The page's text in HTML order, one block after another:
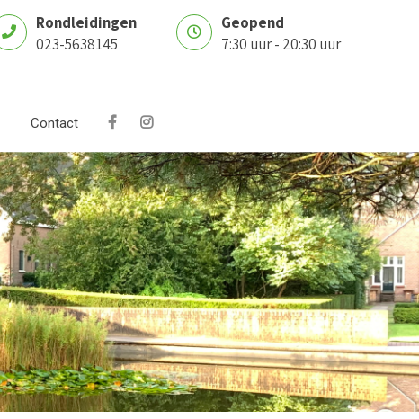
Rondleidingen
023-5638145
Geopend
7:30 uur - 20:30 uur
Contact